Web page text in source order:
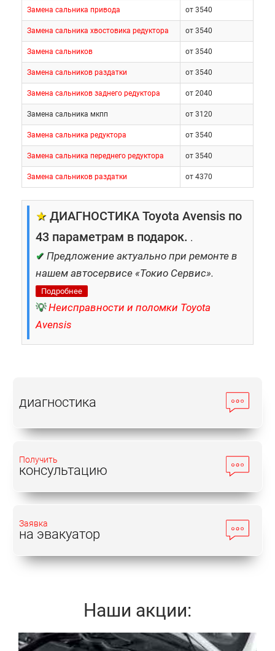
Замена сальника привода от 3540
Замена сальника хвостовика редуктора от 3540
Замена сальников от 3540
Замена сальников раздатки от 3540
Замена сальников заднего редуктора от 2040
Замена сальника мкпп от 3120
Замена сальника редуктора от 3540
Замена сальника переднего редуктора от 3540
Замена сальников раздатки от 4370
★ ДИАГНОСТИКА Toyota Avensis по
43 параметрам в подарок. .
✔ Предложение актуально при ремонте в
нашем автосервисе «Токио Сервис».
Подробнее
💡 Неисправности и поломки Toyota
Avensis
диагностика
Получить
консультацию
Заявка
на эвакуатор
Наши акции:
Записаться